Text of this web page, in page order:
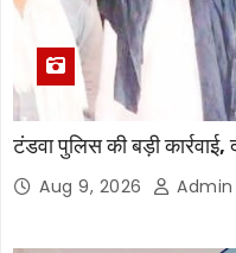
टंडवा पुलिस की बड़ी
Aug 9, 2026 Admin